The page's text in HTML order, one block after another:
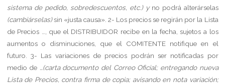
sistema de pedido, sobredescuentos, etc.) y no podrá alterárselas
(cambiárselas)sin «justa causa». 2- Los precios se regirán por la Lista
de Precios …, que el DISTRIBUIDOR recibe en la fecha, sujetos a los
aumentos o disminuciones, que el COMITENTE notifique en el
futuro.
3- Las variaciones de precios podrán ser notificadas por
medio de …(carta documento del Correo Oficial; entregando nueva
Lista de Precios, contra firma de copia; avisando en nota variación;